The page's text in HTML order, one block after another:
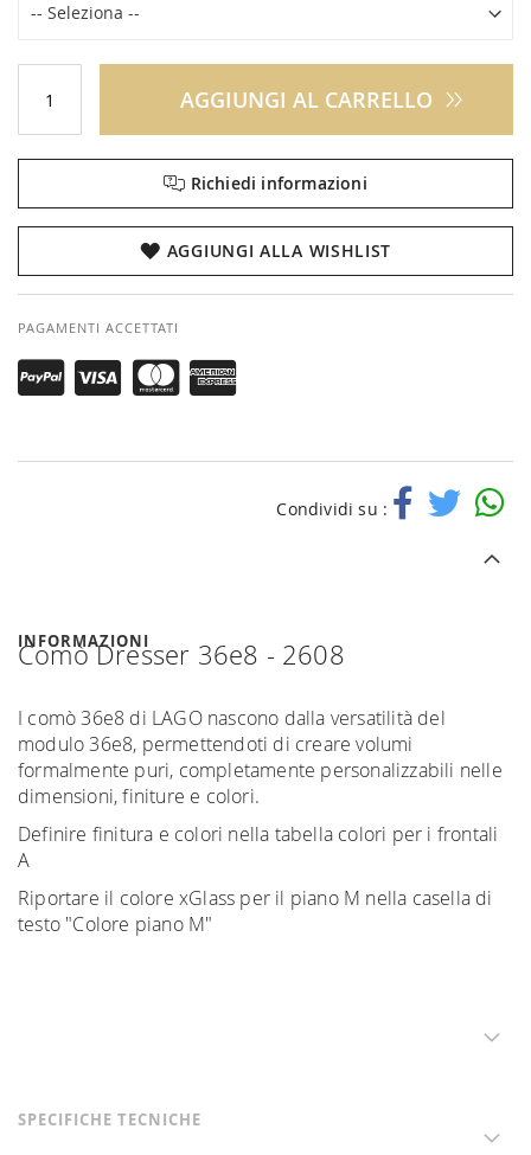
AGGIUNGI AL CARRELLO
Richiedi informazioni
AGGIUNGI ALLA WISHLIST
PAGAMENTI ACCETTATI
Condividi su :
INFORMAZIONI
Comò Dresser 36e8 - 2608
I comò 36e8 di LAGO nascono dalla versatilità del
modulo 36e8, permettendoti di creare volumi
formalmente puri, completamente personalizzabili nelle
dimensioni, finiture e colori.
Definire finitura e colori nella tabella colori per i frontali
A
Riportare il colore xGlass per il piano M nella casella di
testo "Colore piano M"
SPECIFICHE TECNICHE